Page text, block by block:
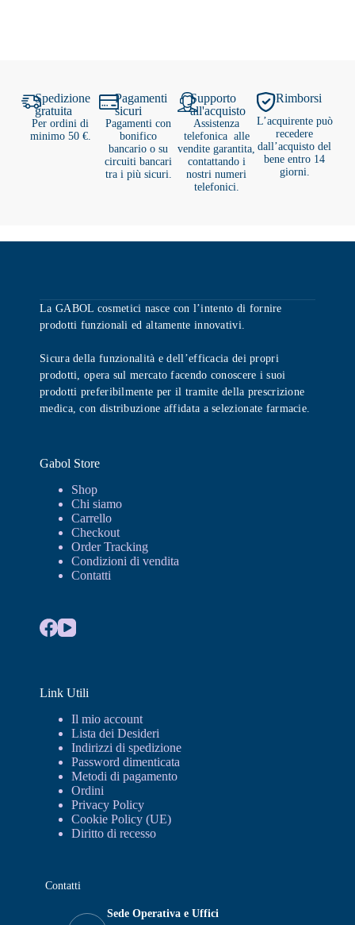
Spedizione
gratuita
Per ordini di
minimo 50 €.
Pagamenti
sicuri
Pagamenti con
bonifico
bancario o su
circuiti bancari
tra i più sicuri.
Supporto
all'acquisto
Assistenza
telefonica alle
vendite garantita,
contattando i
nostri numeri
telefonici.
Rimborsi
L’acquirente può
recedere
dall’acquisto del
bene entro 14
giorni.
La GABOL cosmetici nasce con l’intento di fornire
prodotti funzionali ed altamente innovativi.
Sicura della funzionalità e dell’efficacia dei propri
prodotti, opera sul mercato facendo conoscere i suoi
prodotti preferibilmente per il tramite della prescrizione
medica, con distribuzione affidata a selezionate farmacie.
Gabol Store
Shop
Chi siamo
Carrello
Checkout
Order Tracking
Condizioni di vendita
Contatti
Link Utili
Il mio account
Lista dei Desideri
Indirizzi di spedizione
Password dimenticata
Metodi di pagamento
Ordini
Privacy Policy
Cookie Policy (UE)
Diritto di recesso
Contatti
Sede Operativa e Uffici